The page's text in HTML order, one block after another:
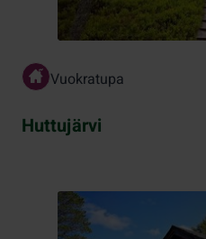
Vuokratupa
Huttujärvi